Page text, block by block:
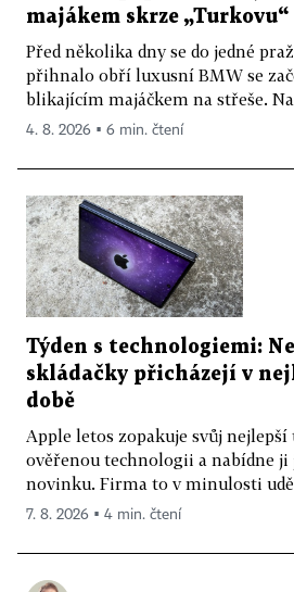
majákem skrze
Před několika dny se do jedné
přihnalo obří luxusní BMW se
blikajícím majáčkem na střeše.
4. 8. 2026 ▪ 6 min. čtení
Týden s technologiemi:
skládačky přicházejí v
době
Apple letos zopakuje svůj
ověřenou technologii a nabídne
novinku. Firma to v minulosti
7. 8. 2026 ▪ 4 min. čtení